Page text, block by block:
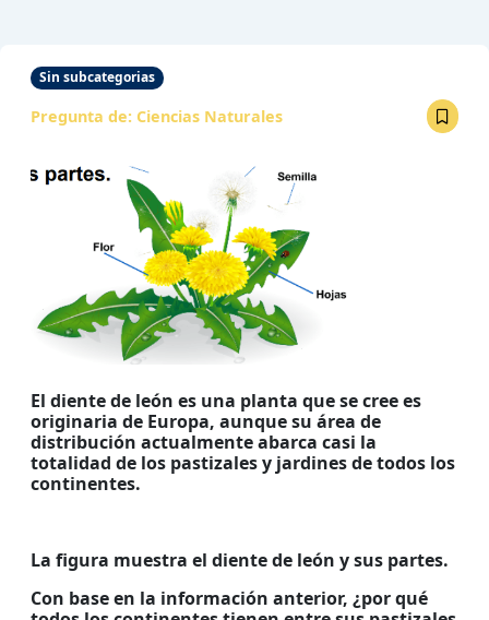
Sin subcategorias
Pregunta de: Ciencias Naturales
El diente de león es una planta que se cree es
originaria de Europa, aunque su área de
distribución actualmente abarca casi la
totalidad de los pastizales y jardines de todos los
continentes.
La figura muestra el diente de león y sus partes.
Con base en la información anterior, ¿por qué